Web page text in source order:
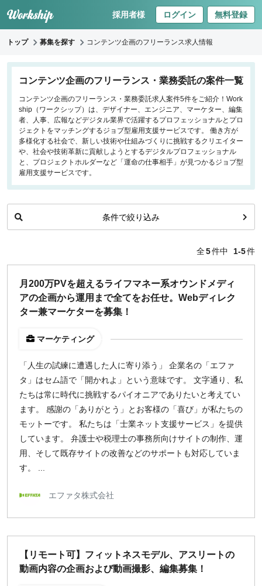
採用者様 ログイン 無料登録
トップ 募集を探す コンテンツ企画のフリーランス求人情報
コンテンツ企画のフリーランス・業務委託の案件一覧
コンテンツ企画のフリーランス・業務委託求人案件5件をご紹介！Work
ship（ワークシップ）は、デザイナー、エンジニア、マーケター、編集
者、人事、広報などデジタル業界で活躍するプロフェッショナルとプロ
ジェクトをマッチングするジョブ型雇用支援サービスです。 働き方が
多様化する社会で、新しい技術や仕組みづくりに挑戦するクリエイター
や、社会や技術革新に貢献しようとするデジタルプロフェッショナル
と、プロジェクトホルダーなど「運命の仕事相手」が見つかるジョブ型
雇用支援サービスです。
条件で絞り込み
キーワードで探す
職種
フロントエンドエンジニア
バックエンドエンジニア
インフラエンジニア
iOS/Androidアプリエンジニア
データサイエンティスト
出社希望
出社のみ
特徴
直接契約
副業OK
新規事業
スタートアップ
土日週末OK
稼働時間
週4日
週1日
地域
全5件中 1-5件
月200万PVを超えるライフマネー系オウンドメディ
アの企画から運用まで全てをお任せ。Webディレク
ター兼マーケターを募集！
マーケティング
「人生の試練に遭遇した人に寄り添う」 企業名の「エファ
タ」はセム語で「開かれよ」という意味です。 文字通り、私
たちは常に時代に挑戦するパイオニアでありたいと考えてい
ます。 感謝の「ありがとう」とお客様の「喜び」が私たちの
モットーです。 私たちは「士業ネット支援サービス」を提供
しています。 弁護士や税理士の事務所向けサイトの制作、運
用、そして既存サイトの改善などのサポートも対応していま
す。 ...
エファタ株式会社
【リモート可】フィットネスモデル、アスリートの
動画内容の企画および動画撮影、編集募集！